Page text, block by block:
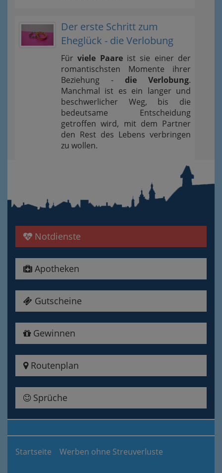
Der erste Schritt zum
Eheglück - die Verlobung
Fürviele Paareist sie einer der
romantischsten Momente ihrer
Beziehung - die Verlobung.
Manchmal ist es ein langer und
beschwerlicher Weg, bis die
bedeutsame Entscheidung
getroffen wird, mit dem Partner
den Rest des Lebens verbringen
zu wollen.
Notdienste
Apotheken
Gutscheine
Gewinnen
Routenplan
Sprüche
Startseite Werben ohne Streuverluste